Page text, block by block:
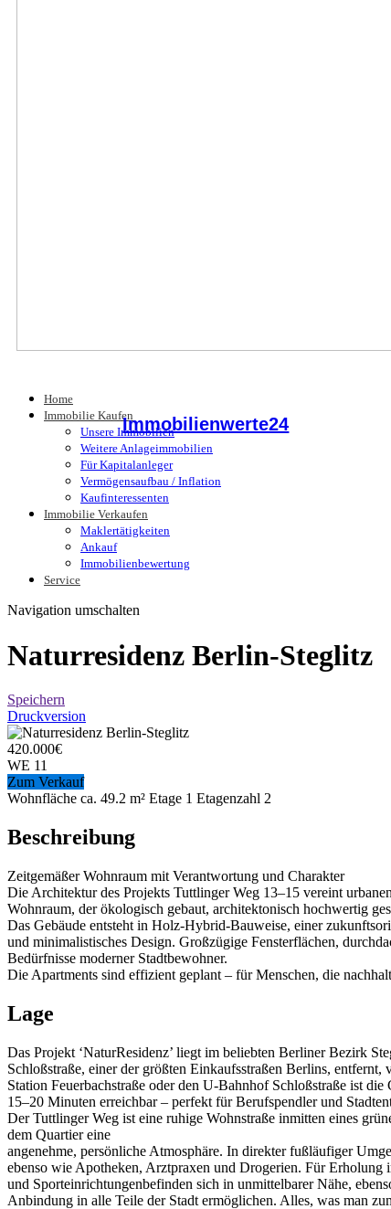
Immobilienwerte24
Home
Immobilie Kaufen
Unsere Immobilien
Weitere Anlageimmobilien
Für Kapitalanleger
Vermögensaufbau / Inflation
Kaufinteressenten
Immobilie Verkaufen
Maklertätigkeiten
Ankauf
Immobilienbewertung
Service
Navigation umschalten
Naturresidenz Berlin-Steglitz
Speichern
Druckversion
420.000€
WE 11
Zum Verkauf
Wohnfläche ca. 49.2 m² Etage 1 Etagenzahl 2
Beschreibung
Zeitgemäßer Wohnraum mit Verantwortung und Charakter
Die Architektur des Projekts Tuttlinger Weg 13–15 vereint
Wohnraum, der ökologisch gebaut, architektonisch hochwertig
Das Gebäude entsteht in Holz-Hybrid-Bauweise, einer
und minimalistisches Design. Großzügige Fensterflächen,
Bedürfnisse moderner Stadtbewohner.
Die Apartments sind effizient geplant – für Menschen, die
Lage
Das Projekt ‘NaturResidenz’ liegt im beliebten Berliner Bezirk
Schloßstraße, einer der größten Einkaufsstraßen Berlins,
Station Feuerbachstraße oder den U-Bahnhof Schloßstraße ist
15–20 Minuten erreichbar – perfekt für Berufspendler und
Der Tuttlinger Weg ist eine ruhige Wohnstraße inmitten eines
dem Quartier eine
angenehme, persönliche Atmosphäre. In direkter fußläufiger
ebenso wie Apotheken, Arztpraxen und Drogerien. Für Erholung
und Sporteinrichtungenbefinden sich in unmittelbarer Nähe,
Anbindung in alle Teile der Stadt ermöglichen. Alles, was man